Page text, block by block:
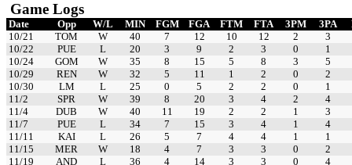
Game Logs
Date Opp W/L MIN FGM FGA FTM FTA 3PM 3PA
10/21
TOM W 40 7 12 10 12 2
3
10/22
PUE L 20 3 9 2 3 0
1
10/24
GOM W 35 8 15 5 8 3
5
10/29
REN W 32 5 11 1 2 0
2
10/30
LM L 25 0 5 2 2 0
1
11/2
SPR W 39 8 20 3 4 2
4
11/4
DUB W 40 11 19 2 2 1
3
11/7
PUE L 34 7 15 3 4 1
4
11/11
KAI L 26 5 7 4 4 1
1
11/15
MER W 18 4 7 3 3 0
2
11/19
AND L 36 4 14 3 3 0
4